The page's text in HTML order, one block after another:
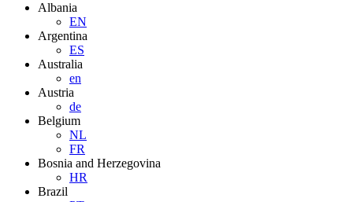
Albania
EN
Argentina
ES
Australia
en
Austria
de
Belgium
NL
FR
Bosnia and Herzegovina
HR
Brazil